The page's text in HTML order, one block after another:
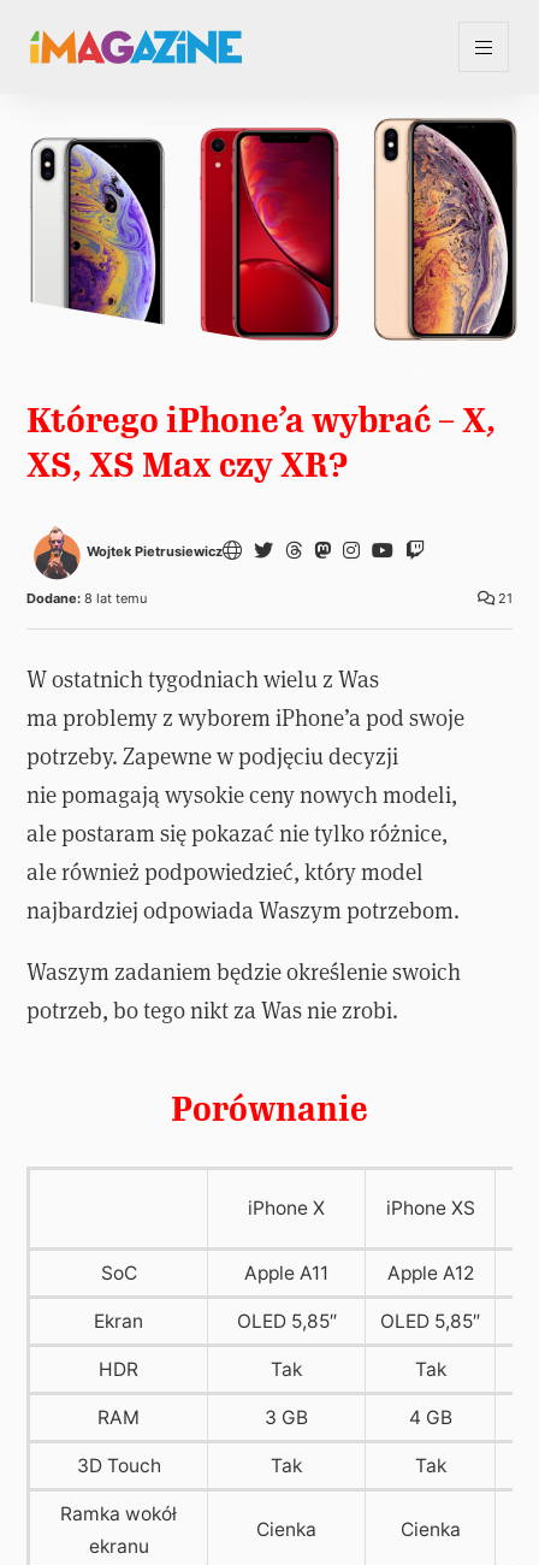
Którego iPhone’a wybrać – X,
XS, XS Max czy XR?
Wojtek Pietrusiewicz
21
Dodane: 8 lat temu
W ostatnich tygodniach wielu z Was
ma problemy z wyborem iPhone’a pod swoje
potrzeby. Zapewne w podjęciu decyzji
nie pomagają wysokie ceny nowych modeli,
ale postaram się pokazać nie tylko różnice,
ale również podpowiedzieć, który model
najbardziej odpowiada Waszym potrzebom.
Waszym zadaniem będzie określenie swoich
potrzeb, bo tego nikt za Was nie zrobi.
Porównanie
iPhone X iPhone XS
SoC Apple A11 Apple A12
Ekran OLED 5,85″ OLED 5,85″
HDR Tak Tak
RAM 3 GB 4 GB
3D Touch Tak Tak
Ramka wokół
ekranu
Cienka Cienka